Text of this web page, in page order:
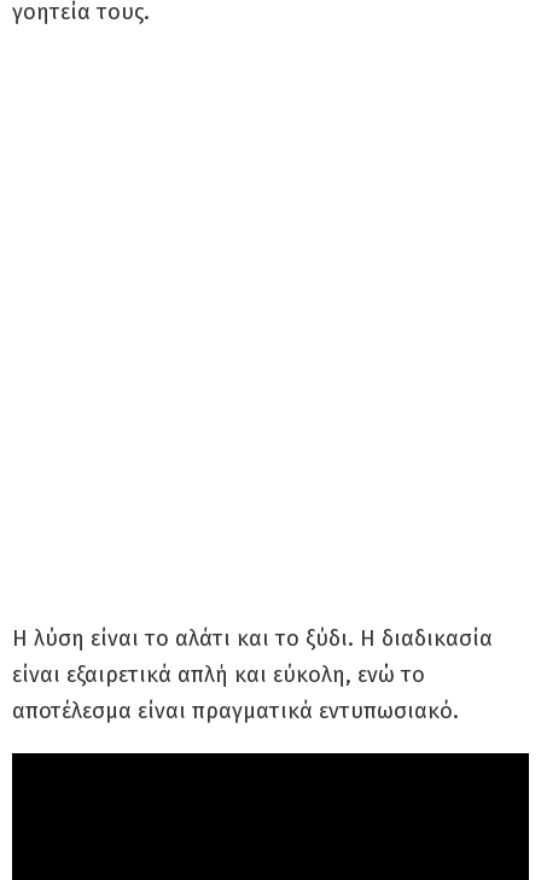
γοητεία τους.
Η λύση είναι το αλάτι και το ξύδι. Η διαδικασία
είναι εξαιρετικά απλή και εύκολη, ενώ το
αποτέλεσμα είναι πραγματικά εντυπωσιακό.